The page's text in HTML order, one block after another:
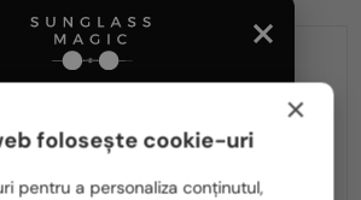
×
folosește cookie-uri
pentru a personaliza conținutul,